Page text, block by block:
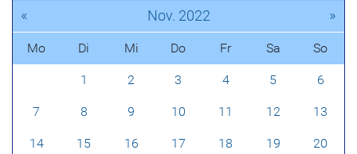
« Nov. 2022 »
Mo Di Mi Do Fr Sa So
1 2 3 4 5 6
7 8 9 10 11 12 13
14 15 16 17 18 19 20